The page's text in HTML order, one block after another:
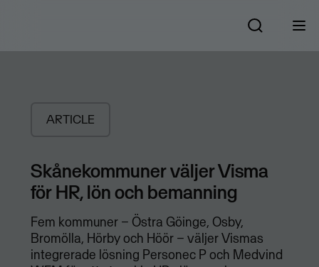
ARTICLE
Skånekommuner väljer Visma
för HR, lön och bemanning
Fem kommuner – Östra Göinge, Osby,
Bromölla, Hörby och Höör – väljer Vismas
integrerade lösning Personec P och Medvind